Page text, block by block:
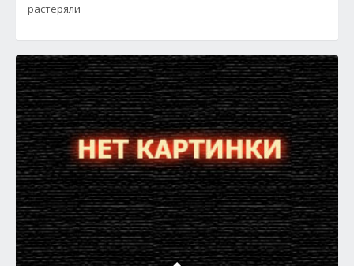
растеряли